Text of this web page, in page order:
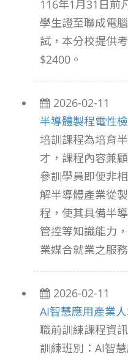
116年1月31日前
學生證至聯成電
試，本分校提供
$2400。
2026-02-11
半導體製程電性
培訓課程為培育
才，課程內容兼
參訓學員即便非
解半導體產業從
程，使其具備半
管控等知識能力
業媒合就業之服
2026-02-11
AI智慧應用產業
職前訓練課程資
訓練班別：AI智